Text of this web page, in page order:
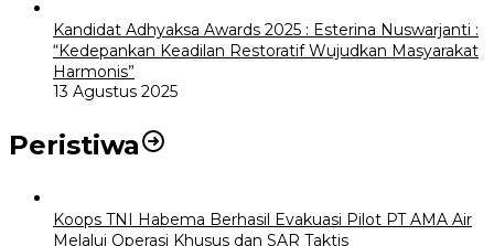
Kandidat Adhyaksa Awards 2025 : Esterina Nuswarjanti :
“Kedepankan Keadilan Restoratif Wujudkan Masyarakat
Harmonis”
13 Agustus 2025
Peristiwa
Koops TNI Habema Berhasil Evakuasi Pilot PT AMA Air
Melalui Operasi Khusus dan SAR Taktis